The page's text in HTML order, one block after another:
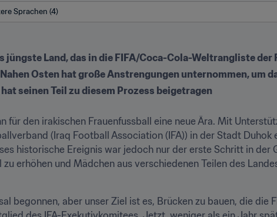
Sprachen (4)
jüngste Land, das in die FIFA/Coca-Cola-Weltrangliste der
Osten hat große Anstrengungen unternommen, um
hat seinen Teil zu diesem Prozess beigetragen
für den irakischen Frauenfussball eine neue Ära. Mit
(Iraq Football Association (IFA)) in der Stadt Duhok
historische Ereignis war jedoch nur der erste Schritt in der
zu erhöhen und Mädchen aus verschiedenen Teilen des
begonnen, aber unser Ziel ist es, Brücken zu bauen, die die